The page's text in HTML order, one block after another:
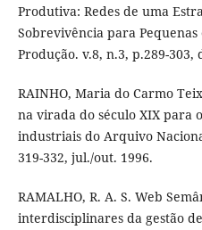
Produtiva: Redes de uma
Sobrevivência para Pequenas
Produção. v.8, n.3, p.289-303,
RAINHO, Maria do Carmo
na virada do século XIX para
industriais do Arquivo
319-332, jul./out. 1996.
RAMALHO, R. A. S. Web
interdisciplinares da gestão